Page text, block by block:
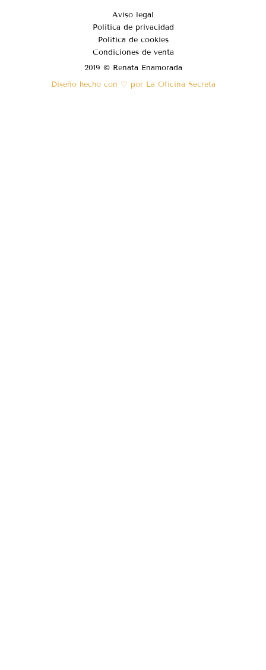
Aviso legal
Política de privacidad
Política de cookies
Condiciones de venta
2019 © Renata Enamorada
Diseño hecho con ♡ por La Oficina Secreta